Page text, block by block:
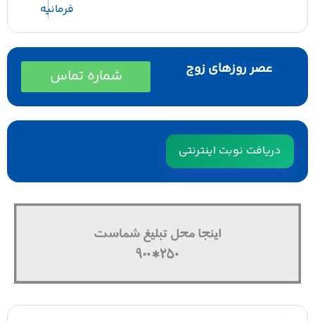
فرمانیه
عصر روزهای زوج شماره تماس
دریافت نوبت اینترنتی